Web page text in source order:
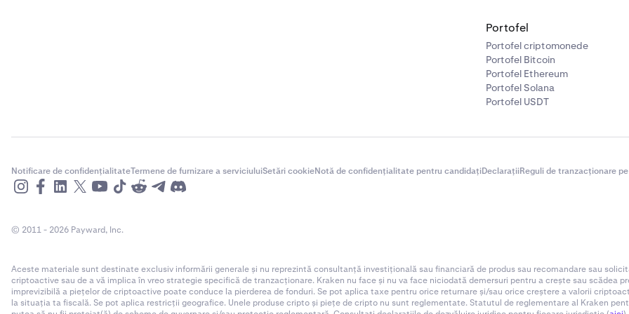
Portofel
Portofel criptomonede
Portofel Bitcoin
Portofel Ethereum
Portofel Solana
Portofel USDT
Notificare de confidențialitateTermene de furnizare a serviciuluiSetări cookieNotă de confidențialitate pentru candidațiDeclarațiiReguli de tranzacționare
© 2011 - 2026 Payward, Inc.
Aceste materiale sunt destinate exclusiv informării generale și nu reprezintă consultanță investițională sau financiară de produs sau recomandare sau
criptoactive sau de a vă implica în vreo strategie specifică de tranzacționare. Kraken nu face și nu va face niciodată demersuri pentru a crește sau scădea
imprevizibilă a piețelor de criptoactive poate conduce la pierderea de fonduri. Se pot aplica taxe pentru orice returnare și/sau orice creștere a valorii
la situația ta fiscală. Se pot aplica restricții geografice. Unele produse cripto și piețe de cripto nu sunt reglementate. Statutul de reglementare al Kraken